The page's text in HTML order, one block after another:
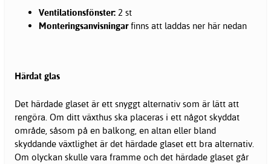
Ventilationsfönster: 2 st
Monteringsanvisningarfinns att laddas ner här nedan
Härdat glas
Det härdade glaset är ett snyggt alternativ som är lätt att
rengöra. Om ditt växthus ska placeras i ett något skyddat
område, såsom på en balkong, en altan eller bland
skyddande växtlighet är det härdade glaset ett bra alternativ.
Om olyckan skulle vara framme och det härdade glaset går